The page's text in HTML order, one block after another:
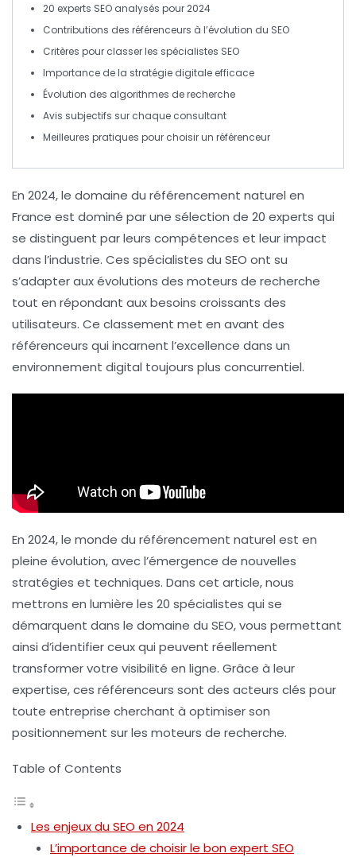
20 experts SEO analysés pour 2024
Contributions des référenceurs à l’évolution du SEO
Critères pour classer les spécialistes SEO
Importance de la stratégie digitale efficace
Évolution des algorithmes de recherche
Avis subjectifs sur chaque consultant
Meilleures pratiques pour choisir un référenceur
En 2024, le domaine du référencement naturel en
France est dominé par une sélection de 20 experts qui
se distinguent par leurs compétences et leur impact
dans l’industrie. Ces spécialistes du SEO ont su
s’adapter aux évolutions des moteurs de recherche
tout en répondant aux besoins croissants des
utilisateurs. Ce classement met en avant des
référenceurs qui incarnent l’excellence dans un
environnement digital toujours plus concurrentiel.
En 2024, le monde du référencement naturel est en
pleine évolution, avec l’émergence de nouvelles
stratégies et techniques. Dans cet article, nous
mettrons en lumière les 20 spécialistes qui se
démarquent dans le domaine du SEO, vous permettant
ainsi d’identifier ceux qui peuvent réellement
transformer votre visibilité en ligne. Grâce à leur
expertise, ces référenceurs sont des acteurs clés pour
toute entreprise cherchant à optimiser son
positionnement sur les moteurs de recherche.
Table of Contents
Les enjeux du SEO en 2024
L’importance de choisir le bon expert SEO